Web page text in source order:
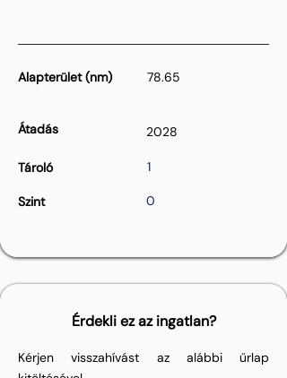
Alapterület (nm) 78.65
Átadás 2028
Tároló 1
Szint 0
Érdekli ez az ingatlan?
Kérjen visszahívást az alábbi űrlap